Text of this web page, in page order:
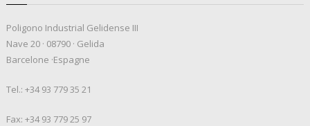
Poligono Industrial Gelidense III
Nave 20 · 08790 · Gelida
Barcelone ·Espagne
Tel.: +34 93 779 35 21
Fax: +34 93 779 25 97